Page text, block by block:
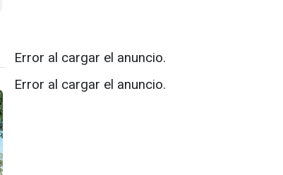
Error al cargar el anuncio.
Error al cargar el anuncio.